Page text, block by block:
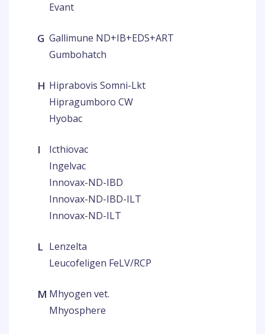
Evant
G Gallimune ND+IB+EDS+ART
Gumbohatch
H Hiprabovis Somni-Lkt
Hipragumboro CW
Hyobac
I
Icthiovac
Ingelvac
Innovax-ND-IBD
Innovax-ND-IBD-ILT
Innovax-ND-ILT
L Lenzelta
Leucofeligen FeLV/RCP
M Mhyogen vet.
Mhyosphere